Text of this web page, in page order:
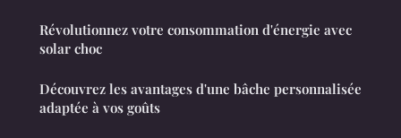
Révolutionnez votre consommation d'énergie avec
solar choc
Découvrez les avantages d'une bâche personnalisée
adaptée à vos goûts